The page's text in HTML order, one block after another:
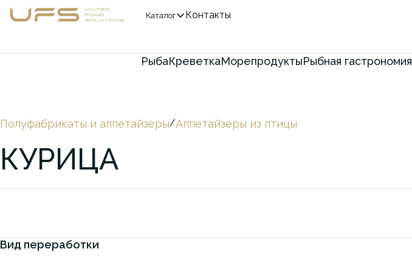
Каталог Контакты
РыбаКреветкаМорепродуктыРыбная гастрономия
Полуфабрикаты и аппетайзеры/Аппетайзеры из птицы
КУРИЦА
Вид переработки